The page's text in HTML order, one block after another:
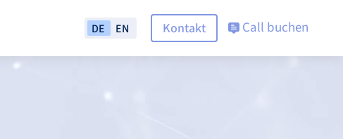
DE EN Kontakt Call buchen